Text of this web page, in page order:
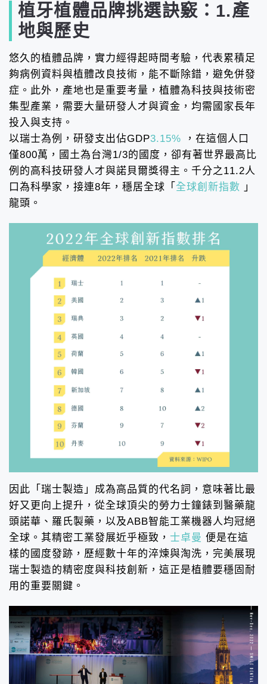
植牙植體品牌挑選訣竅：1.產
地與歷史
悠久的植體品牌，實力經得起時間考驗，代表累積足
夠病例資料與植體改良技術，能不斷除錯，避免併發
症。此外，產地也是重要考量，植體為科技與技術密
集型產業，需要大量研發人才與資金，均需國家長年
投入與支持。
以瑞士為例，研發支出佔GDP3.15% ，在這個人口
僅800萬，國土為台灣1/3的國度，卻有著世界最高比
例的高科技研發人才與諾貝爾獎得主。千分之11.2人
口為科學家，接連8年，穩居全球「 全球創新指數 」
龍頭。
因此「瑞士製造」成為高品質的代名詞，意味著比最
好又更向上提升，從全球頂尖的勞力士鐘錶到醫藥龍
頭諾華、羅氏製藥，以及ABB智能工業機器人均冠絕
全球。其精密工業發展近乎極致， 士卓曼 便是在這
樣的國度發跡，歷經數十年的淬煉與淘洗，完美展現
瑞士製造的精密度與科技創新，這正是植體要穩固耐
用的重要關鍵。